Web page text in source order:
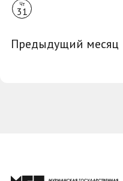
Чт
31
Предыдущий месяц